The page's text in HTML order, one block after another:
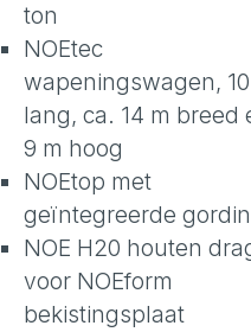
ton
NOEtec
wapeningswagen,
lang, ca. 14 m breed
9 m hoog
NOEtop met
geïntegreerde
NOE H20 houten
voor NOEform
bekistingsplaat